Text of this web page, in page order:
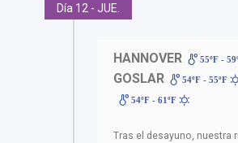
Día 12 - JUE.
HANNOVER 55ºF -
GOSLAR
54ºF - 55ºF
54ºF - 61ºF
Tras el desayuno, nuestra